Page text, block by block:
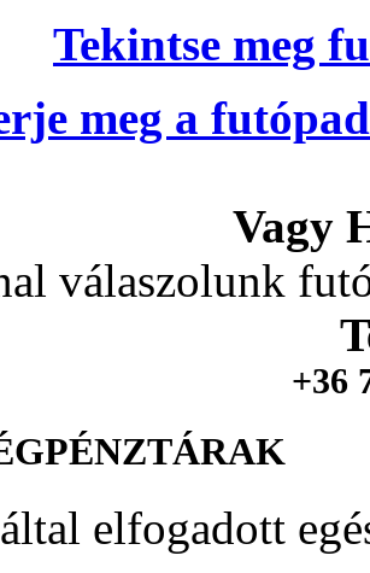
Tekintse meg
meg a
Vagy
válaszolunk
+36
elfogadott